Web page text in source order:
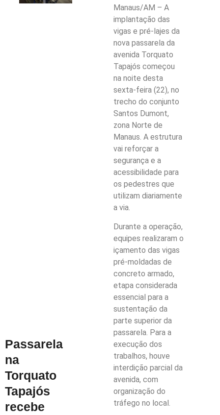
Passarela
na
Torquato
Tapajós
recebe
Manaus/AM – A
implantação das
vigas e pré-lajes da
nova passarela da
avenida Torquato
Tapajós começou
na noite desta
sexta-feira (22), no
trecho do conjunto
Santos Dumont,
zona Norte de
Manaus. A estrutura
vai reforçar a
segurança e a
acessibilidade para
os pedestres que
utilizam diariamente
a via.
Durante a operação,
equipes realizaram o
içamento das vigas
pré-moldadas de
concreto armado,
etapa considerada
essencial para a
sustentação da
parte superior da
passarela. Para a
execução dos
trabalhos, houve
interdição parcial da
avenida, com
organização do
tráfego no local.